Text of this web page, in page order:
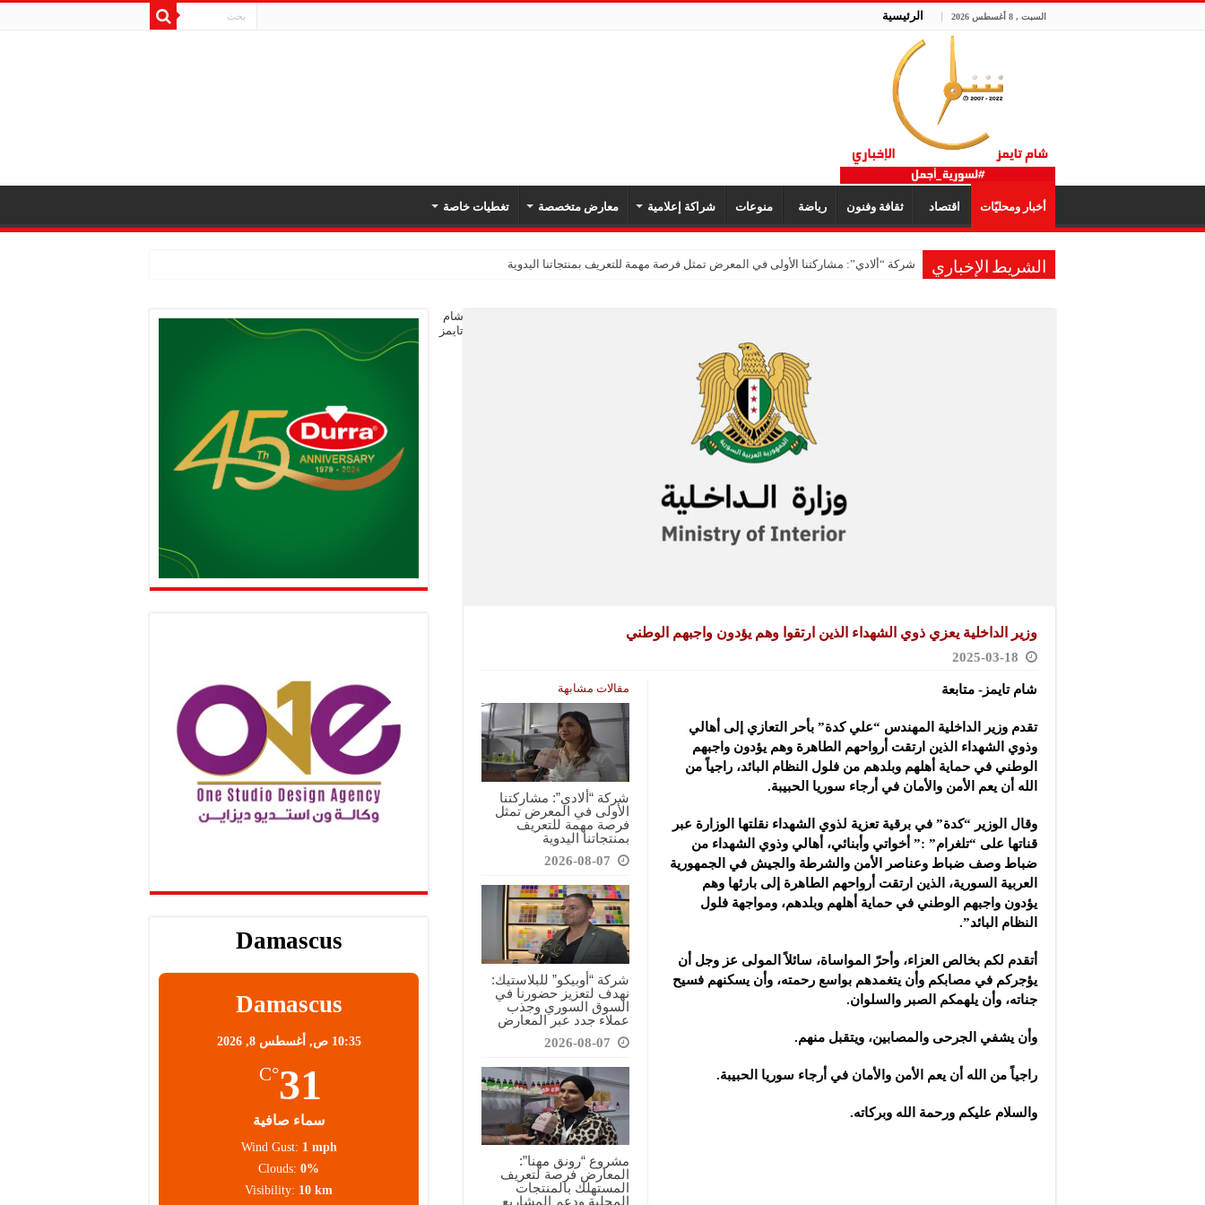
السبت , 8 أغسطس 2026 الرئيسية
أخبار ومحليّات اقتصاد ثقافة وفنون رياضة منوعات شراكة إعلامية معارض متخصصة تغطيات خاصة
الشريط الإخباري شركة “ألادي”: مشاركتنا الأولى في المعرض تمثل فرصة مهمة للتعريف بمنتجاتنا اليدوية
وزير الداخلية يعزي ذوي الشهداء الذين ارتقوا وهم يؤدون واجبهم الوطني
2025-03-18
مقالات مشابهة
شركة “ألادي”: مشاركتنا
الأولى في المعرض تمثل
فرصة مهمة للتعريف
بمنتجاتنا اليدوية
2026-08-07
شركة “أوبيكو” للبلاستيك:
نهدف لتعزيز حضورنا في
السوق السوري وجذب
عملاء جدد عبر المعارض
2026-08-07
مشروع “رونق مهنا”:
المعارض فرصة لتعريف
المستهلك بالمنتجات
المحلية ودعم المشاريع
شام تايمز- متابعة
تقدم وزير الداخلية المهندس “علي كدة” بأحر التعازي إلى أهالي
وذوي الشهداء الذين ارتقت أرواحهم الطاهرة وهم يؤدون واجبهم
الوطني في حماية أهلهم وبلدهم من فلول النظام البائد، راجياً من
الله أن يعم الأمن والأمان في أرجاء سوريا الحبيبة.
وقال الوزير “كدة” في برقية تعزية لذوي الشهداء نقلتها الوزارة عبر
قناتها على “تلغرام” :” أخواتي وأبنائي، أهالي وذوي الشهداء من
ضباط وصف ضباط وعناصر الأمن والشرطة والجيش في الجمهورية
العربية السورية، الذين ارتقت أرواحهم الطاهرة إلى بارئها وهم
يؤدون واجبهم الوطني في حماية أهلهم وبلدهم، ومواجهة فلول
النظام البائد”.
أتقدم لكم بخالص العزاء، وأحرّ المواساة، سائلاً المولى عز وجل أن
يؤجركم في مصابكم وأن يتغمدهم بواسع رحمته، وأن يسكنهم فسيح
جناته، وأن يلهمكم الصبر والسلوان.
وأن يشفي الجرحى والمصابين، ويتقبل منهم.
راجياً من الله أن يعم الأمن والأمان في أرجاء سوريا الحبيبة.
والسلام عليكم ورحمة الله وبركاته.
Damascus
Damascus
10:35 ص, أغسطس 8, 2026
31
°C
سماء صافية
Wind Gust: 1 mph
Clouds: 0%
Visibility: 10 km
شام
تايمز